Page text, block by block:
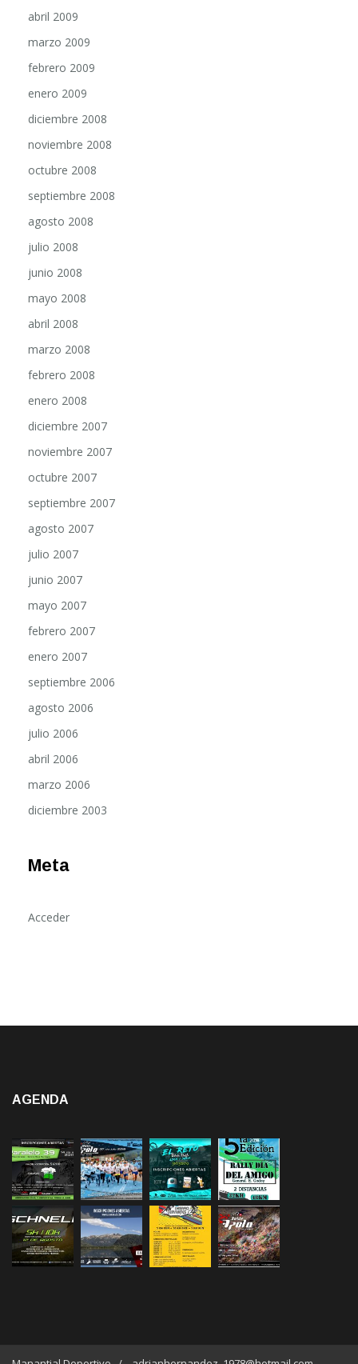
abril 2009
marzo 2009
febrero 2009
enero 2009
diciembre 2008
noviembre 2008
octubre 2008
septiembre 2008
agosto 2008
julio 2008
junio 2008
mayo 2008
abril 2008
marzo 2008
febrero 2008
enero 2008
diciembre 2007
noviembre 2007
octubre 2007
septiembre 2007
agosto 2007
julio 2007
junio 2007
mayo 2007
febrero 2007
enero 2007
septiembre 2006
agosto 2006
julio 2006
abril 2006
marzo 2006
diciembre 2003
Meta
Acceder
AGENDA